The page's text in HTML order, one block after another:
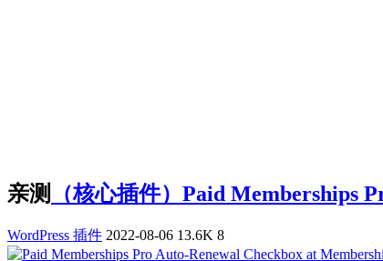
亲测 （核心插件）Paid Memberships
WordPress 插件 2022-08-06 13.6K 8